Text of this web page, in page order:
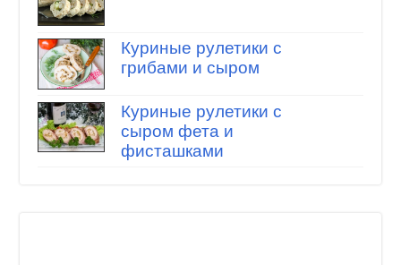
Куриные рулетики с
грибами и сыром
Куриные рулетики с
сыром фета и
фисташками